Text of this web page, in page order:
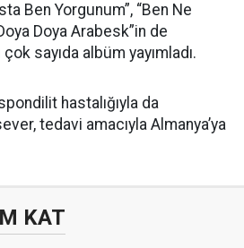
Ben Yorgunum”, “Ben Ne
Doya Arabesk”in de
sayıda albüm yayımladı.
hastalığıyla da
tedavi amacıyla Almanya’ya
KAT